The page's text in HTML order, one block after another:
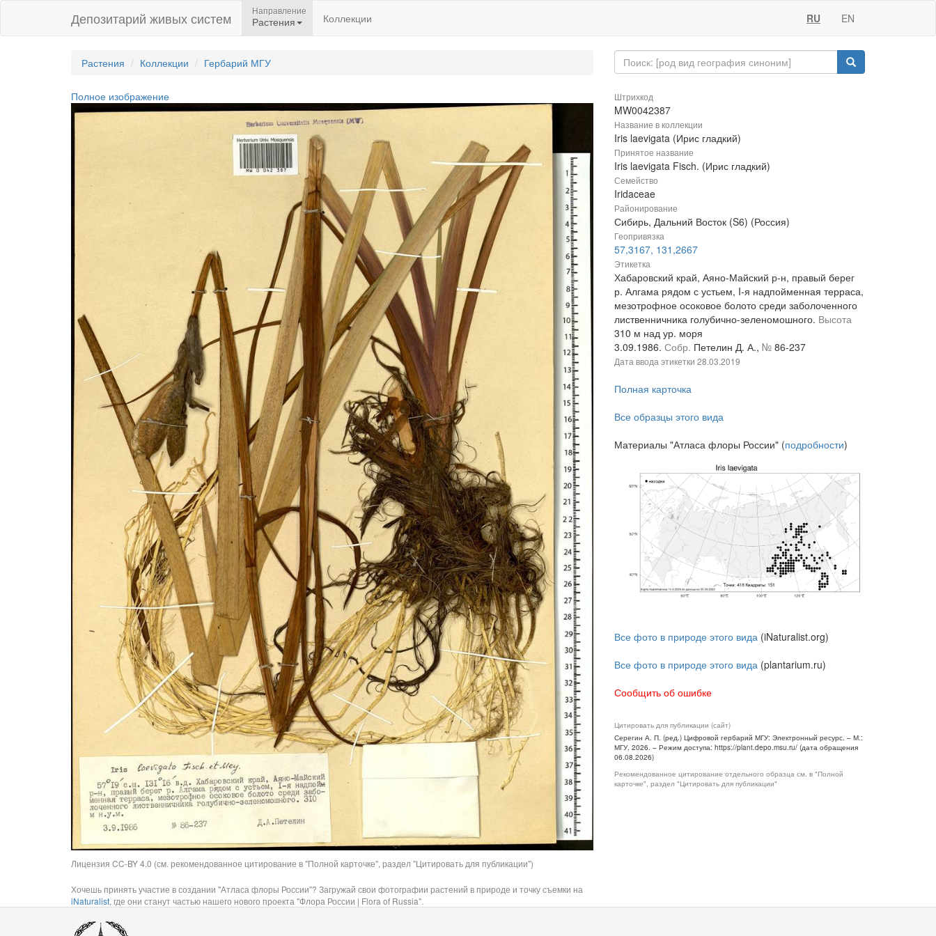
Депозитарий живых систем Направление
Растения Коллекции RU EN
Растения Коллекции Гербарий МГУ
Полное изображение
Лицензия CC-BY 4.0 (см. рекомендованное цитирование в "Полной карточке", раздел "Цитировать для публикации")
Хочешь принять участие в создании "Атласа флоры России"? Загружай свои фотографии растений в природе и точку съемки на
iNaturalist, где они станут частью нашего нового проекта "Флора России | Flora of Russia".
Штрихкод
MW0042387
Название в коллекции
Iris laevigata (Ирис гладкий)
Принятое название
Iris laevigata Fisch. (Ирис гладкий)
Семейство
Iridaceae
Районирование
Сибирь, Дальний Восток (S6) (Россия)
Геопривязка
57,3167, 131,2667
Этикетка
Хабаровский край, Аяно-Майский р-н, правый берег
р. Алгама рядом с устьем, I-я надпойменная терраса,
мезотрофное осоковое болото среди заболоченного
лиственничника голубично-зеленомошного. Высота
310 м над ур. моря
3.09.1986. Собр. Петелин Д. А., № 86-237
Дата ввода этикетки 28.03.2019
Полная карточка
Все образцы этого вида
Материалы "Атласа флоры России" (подробности)
Все фото в природе этого вида (iNaturalist.org)
Все фото в природе этого вида (plantarium.ru)
Сообщить об ошибке
Цитировать для публикации (сайт)
Серегин А. П. (ред.) Цифровой гербарий МГУ: Электронный ресурс. – М.:
МГУ, 2026. – Режим доступа: https://plant.depo.msu.ru/ (дата обращения
06.08.2026)
Рекомендованное цитирование отдельного образца см. в "Полной
карточке", раздел "Цитировать для публикации"